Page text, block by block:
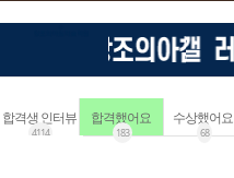
합격생 인터뷰
4114
합격했어요
183
수상했어요
68